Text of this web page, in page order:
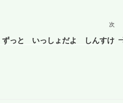
次
の
次
っと いっしょだよ しんすけ